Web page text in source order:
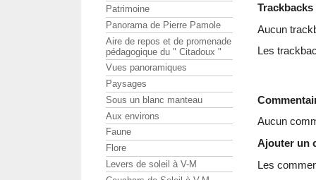
Trackbacks
Aucun
Les
Aucun
Ajouter un
Les
Patrimoine
Panorama de Pierre Pamole
Aire de repos et de promenade
pédagogique du " Citadoux "
Vues panoramiques
Paysages
Sous un blanc manteau
Aux environs
Faune
Flore
Levers de soleil à V-M